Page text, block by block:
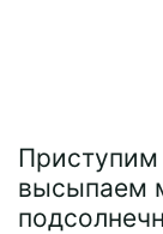
Приступим
высыпаем